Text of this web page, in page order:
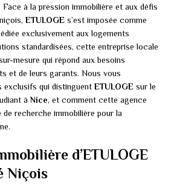
à la pression immobilière et aux défis
ETULOGE s’est imposée comme
exclusivement aux logements
standardisées, cette entreprise locale
mesure qui répond aux besoins
et de leurs garants. Nous vous
exclusifs qui distinguent ETULOGE sur le
àNice, et comment cette agence
de recherche immobilière pour la
d’ETULOGE
Niçois